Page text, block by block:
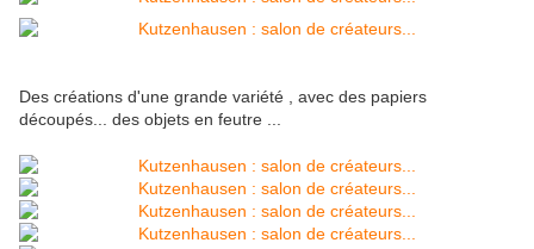
Des créations d'une grande variété , avec des papiers
découpés... des objets en feutre ...